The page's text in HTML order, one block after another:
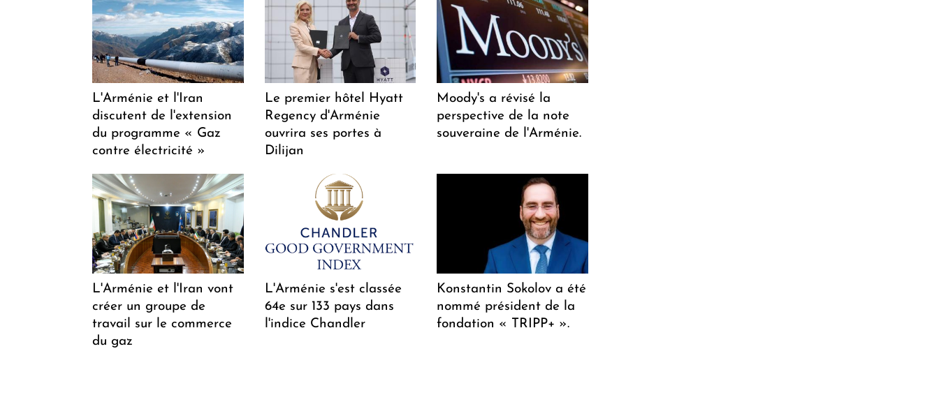
L'Arménie et l'Iran
discutent de l'extension
du programme « Gaz
contre électricité »
Le premier hôtel Hyatt
Regency d'Arménie
ouvrira ses portes à
Dilijan
Moody's a révisé la
perspective de la note
souveraine de l'Arménie.
L'Arménie et l'Iran vont
créer un groupe de
travail sur le commerce
du gaz
L'Arménie s'est classée
64e sur 133 pays dans
l'indice Chandler
Konstantin Sokolov a été
nommé président de la
fondation « TRIPP+ ».